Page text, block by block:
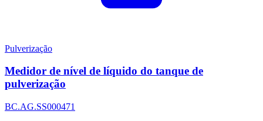
Pulverização
Medidor de nível de líquido do tanque de
pulverização
BC.AG.SS000471